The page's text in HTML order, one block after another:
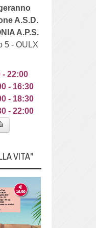
A.S.D.
A.P.S.
5 - OULX
- 22:00
- 16:30
- 18:30
- 22:00
VITA"